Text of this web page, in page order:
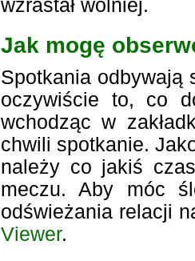
wzrastał wolniej.
Jak mogę
Spotkania odbywają
oczywiście to, co
wchodząc w
chwili spotkanie.
należy co jakiś
meczu. Aby móc
odświeżania relacji
Viewer.